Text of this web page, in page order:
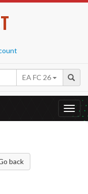
EA FC 26
back